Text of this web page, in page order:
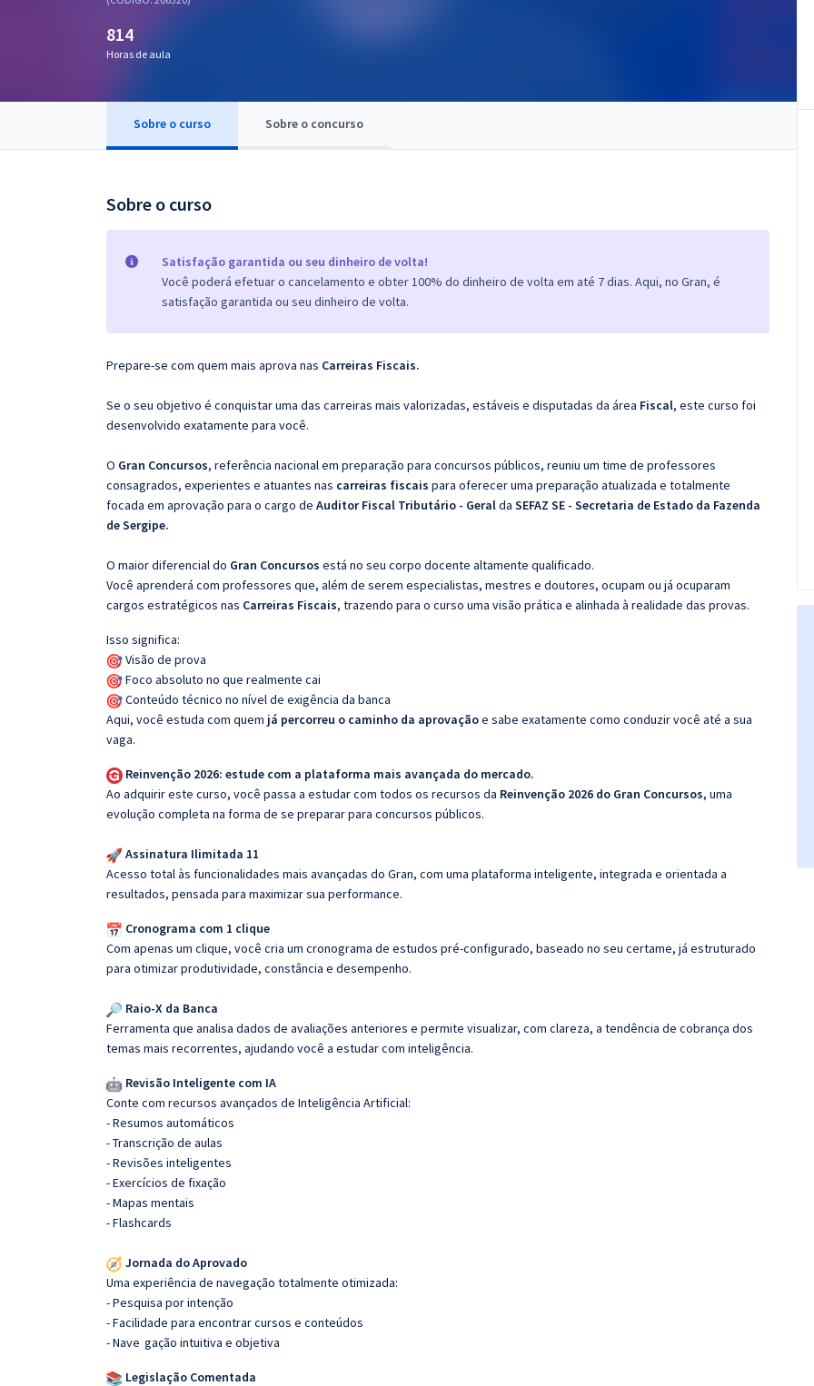
OAB
814
Horas de aula
Sobre o curso Sobre o concurso
Sobre o curso
Satisfação garantida ou seu dinheiro de volta!
Você poderá efetuar o cancelamento e obter 100% do dinheiro de volta em até 7 dias. Aqui, no Gran, é
satisfação garantida ou seu dinheiro de volta.
Prepare-se com quem mais aprova nas Carreiras Fiscais.
Se o seu objetivo é conquistar uma das carreiras mais valorizadas, estáveis e disputadas da área Fiscal, este curso foi
desenvolvido exatamente para você.
O Gran Concursos, referência nacional em preparação para concursos públicos, reuniu um time de professores
consagrados, experientes e atuantes nas carreiras fiscais para oferecer uma preparação atualizada e totalmente
focada em aprovação para o cargo de Auditor Fiscal Tributário - Geralda SEFAZ SE - Secretaria de Estado da Fazenda
de Sergipe.
O maior diferencial do Gran Concursos está no seu corpo docente altamente qualificado.
Você aprenderá com professores que, além de serem especialistas, mestres e doutores, ocupam ou já ocuparam
cargos estratégicos nas Carreiras Fiscais, trazendo para o curso uma visão prática e alinhada à realidade das provas.
Isso significa:
Visão de prova
Foco absoluto no que realmente cai
Conteúdo técnico no nível de exigência da banca
Aqui, você estuda com quem já percorreu o caminho da aprovaçãoe sabe exatamente como conduzir você até a sua
vaga.
Reinvenção 2026: estude com a plataforma mais avançada do mercado.
Ao adquirir este curso, você passa a estudar com todos os recursos da Reinvenção 2026 do Gran Concursos, uma
evolução completa na forma de se preparar para concursos públicos.
Assinatura Ilimitada 11
Acesso total às funcionalidades mais avançadas do Gran, com uma plataforma inteligente, integrada e orientada a
resultados, pensada para maximizar sua performance.
Cronograma com 1 clique
Com apenas um clique, você cria um cronograma de estudos pré-configurado, baseado no seu certame, já estruturado
para otimizar produtividade, constância e desempenho.
Raio-X da Banca
Ferramenta que analisa dados de avaliações anteriores e permite visualizar, com clareza, a tendência de cobrança dos
temas mais recorrentes, ajudando você a estudar com inteligência.
Revisão Inteligente com IA
Conte com recursos avançados de Inteligência Artificial:
- Resumos automáticos
- Transcrição de aulas
- Revisões inteligentes
- Exercícios de fixação
- Mapas mentais
- Flashcards
Jornada do Aprovado
Uma experiência de navegação totalmente otimizada:
- Pesquisa por intenção
- Facilidade para encontrar cursos e conteúdos
- Nave gação intuitiva e objetiva
Legislação Comentada